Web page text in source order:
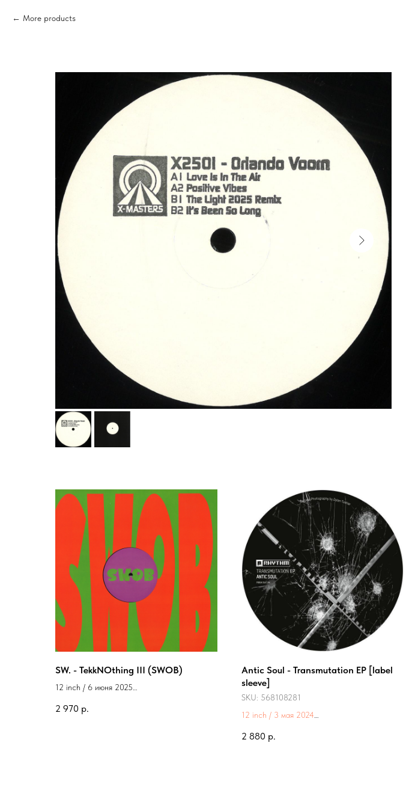
More products
SW. - TekkNOthing III (SWOB)
12 inch / 6 июня 2025
2 970 р.
Antic Soul - Transmutation EP [label
sleeve]
SKU: 568108281
12 inch / 3 мая 2024
2 880 р.